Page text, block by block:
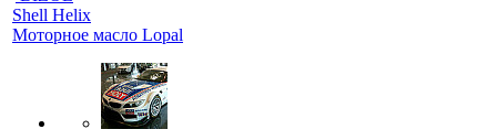
Shell Helix
Моторное масло Lopal